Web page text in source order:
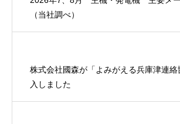
（当社調べ）
株式会社國森が「よみがえる兵庫津連絡
入しました